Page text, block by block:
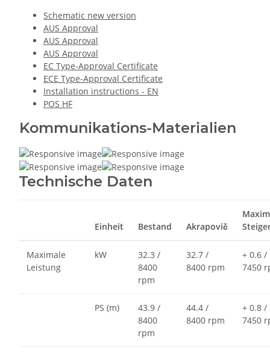
Schematic new version
AUS Approval
AUS Approval
AUS Approval
EC Type-Approval Certificate
ECE Type-Approval Certificate
Installation instructions - EN
POS HF
Kommunikations-Materialien
Technische Daten
Einheit Bestand Akrapovič
Maximale
Leistung
kW
32.3 /
8400
rpm
32.7 /
8400 rpm
+ 0.6 /
7450
PS (m)
43.9 /
8400
rpm
44.4 /
8400 rpm
+ 0.8 /
7450